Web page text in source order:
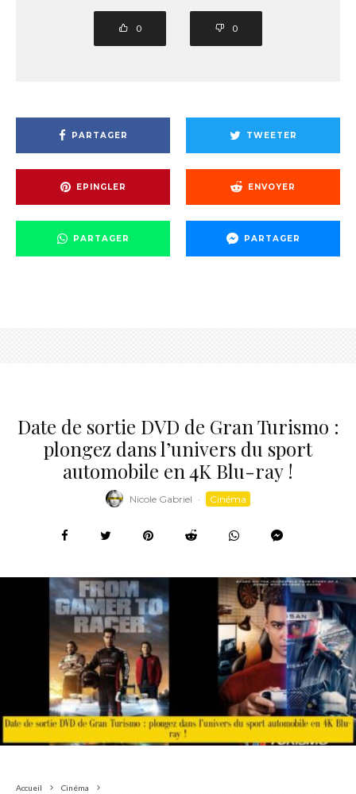
0 0
PARTAGER TWEETER
EPINGLER ENVOYER
PARTAGER PARTAGER
Date de sortie DVD de Gran Turismo :
plongez dans l’univers du sport
automobile en 4K Blu-ray !
Nicole Gabriel · Cinéma
Accueil
Cinéma